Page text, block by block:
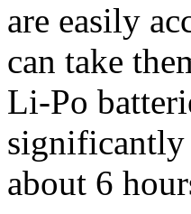
are easily
can take
Li-Po
significantly
about 6